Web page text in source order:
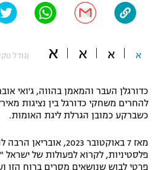
"מחצית בשכונה" – פודקאסט
משתתפים וזוכים בפרסים
תקנון משתתפים וזוכים בפרסים
תקנון עבור פעילות אלקטרה
תקנון עבור פעילות ספורט 1 – "מרלן"
טניס
גיימינג E-Sports
אופניים
ספורט מוטורי
פוטבול אמריקאי NFL
בייסבול MLB
א א א א (גודל
כדורגלן העבר והמאמן בהווה, ג'ואי
להחרים משחקי כדורגל בין נציגות
כשברקע כמובן הגרלת ליגת האומות.
מאז 7 באוקטובר 2023,
פלסטיניות, לקרוא לפעולות של
פרטי לבוש שנושאים מסרים ברוח הזו